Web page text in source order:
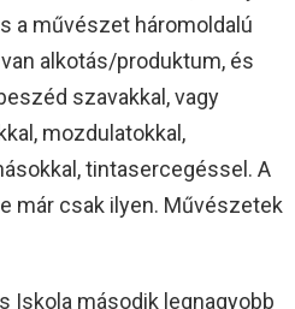
a művészet háromoldalú
alkotás/produktum, és
szavakkal, vagy
mozdulatokkal,
tintasercegéssel. A
már csak ilyen. Művészetek
Iskola második legnagyobb